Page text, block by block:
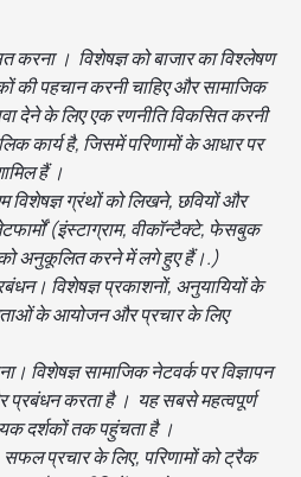
करना । विशेषज्ञ को बाजार का विश्लेषण
की पहचान करनी चाहिए और सामाजिक
देने के लिए एक रणनीति विकसित करनी
कार्य है, जिसमें परिणामों के आधार पर
हैं ।
विशेषज्ञ ग्रंथों को लिखने, छवियों और
(इंस्टाग्राम, वीकॉन्टैक्टे, फेसबुक
को अनुकूलित करने में लगे हुए हैं।.)
विशेषज्ञ प्रकाशनों, अनुयायियों के
के आयोजन और प्रचार के लिए
विशेषज्ञ सामाजिक नेटवर्क पर विज्ञापन
प्रबंधन करता है । यह सबसे महत्वपूर्ण
दर्शकों तक पहुंचता है ।
प्रचार के लिए, परिणामों को ट्रैक